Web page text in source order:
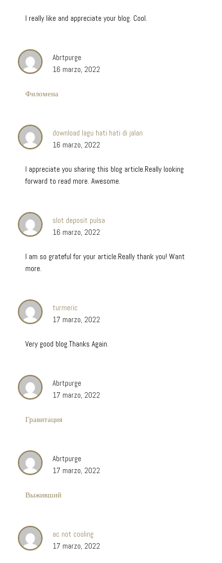
I really like and appreciate your blog. Cool.
Abrtpurge
16 marzo, 2022
Филомена
download lagu hati hati di jalan
16 marzo, 2022
I appreciate you sharing this blog article.Really looking
forward to read more. Awesome.
slot deposit pulsa
16 marzo, 2022
I am so grateful for your article.Really thank you! Want
more.
turmeric
17 marzo, 2022
Very good blog.Thanks Again.
Abrtpurge
17 marzo, 2022
Гравитация
Abrtpurge
17 marzo, 2022
Выживший
ac not cooling
17 marzo, 2022